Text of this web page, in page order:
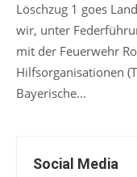
Löschzug 1 goes
wir, unter
mit der Feuerwehr
Hilfsorganisationen
Bayerische...
Social Media